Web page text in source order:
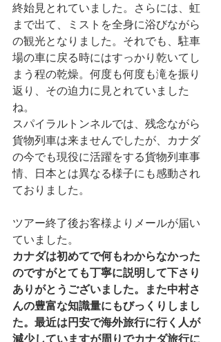
終始見とれていました。さらには、虹
まで出て、ミストを全身に浴びながら
の観光となりました。それでも、駐車
場の車に戻る時にはすっかり乾いてし
まう程の乾燥。何度も何度も滝を振り
返り、その迫力に見とれていました
ね。
スパイラルトンネルでは、残念ながら
貨物列車は来ませんでしたが、カナダ
の今でも現役に活躍をする貨物列車事
情、日本とは異なる様子にも感動され
ておりました。
ツアー終了後お客様よりメールが届い
ていました。
カナダは初めてで何もわからなかった
のですがとても丁寧に説明して下さり
ありがとうございました。また中村さ
んの豊富な知識量にもびっくりしまし
た。最近は円安で海外旅行に行く人が
減少していますが周りでカナダ旅行に